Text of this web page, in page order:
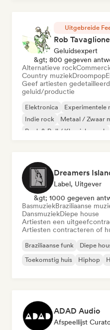
Uitgebreide
Rob
Geluidsexpert
&gt; 800 gegeven
Alternatieve rock
Country muziekDroompop
Geef artiesten
geluid/productie
Elektronica Experimentele
Indie rock
Metaal / Zwaar
Rock & Roll / Klassieke rock
Dreamers
Label, Uitgever
&gt; 1000 gegeven
BasmuziekBraziliaanse
DansmuziekDiepe house
Artiesten een
Artiesten contracteren of
Braziliaanse funk Diepe
Toekomstig huis
Hiphop
ADAD Audio
Afspeellijst